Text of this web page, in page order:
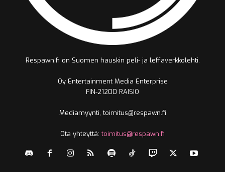
Respawn.fi on Suomen hauskin peli- ja leffaverkkolehti.
Oy Entertainment Media Enterprise
FIN-21200 RAISIO
Mediamyynti, toimitus@respawn.fi
Ota yhteyttä:toimitus@respawn.fi